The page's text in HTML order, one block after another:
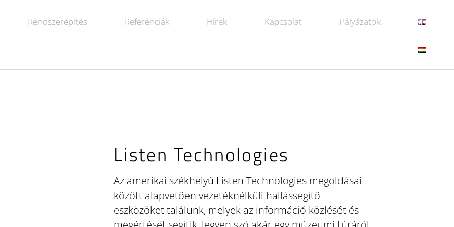
Rendszerépítés Referenciák Hírek Kapcsolat Pályázatok
Listen Technologies
Az amerikai székhelyű Listen Technologies megoldásai
között alapvetően vezetéknélküli hallássegítő
eszközöket találunk, melyek az információ közlését és